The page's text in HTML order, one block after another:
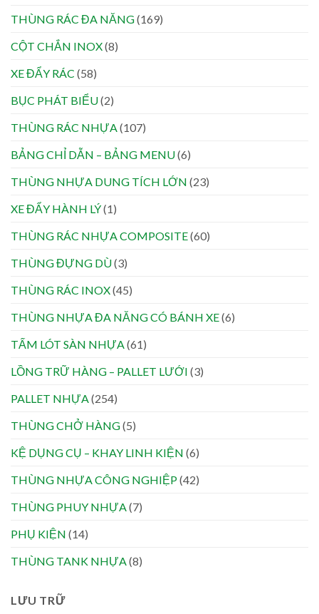
THÙNG RÁC ĐA NĂNG(169)
CỘT CHẮN INOX(8)
XE ĐẨY RÁC (58)
BỤC PHÁT BIỂU(2)
THÙNG RÁC NHỰA(107)
BẢNG CHỈ DẪN – BẢNG MENU(6)
THÙNG NHỰA DUNG TÍCH LỚN (23)
XE ĐẨY HÀNH LÝ(1)
THÙNG RÁC NHỰA COMPOSITE(60)
THÙNG ĐỰNG DÙ(3)
THÙNG RÁC INOX(45)
THÙNG NHỰA ĐA NĂNG CÓ BÁNH XE(6)
TẤM LÓT SÀN NHỰA(61)
LỒNG TRỮ HÀNG – PALLET LƯỚI (3)
PALLET NHỰA(254)
THÙNG CHỞ HÀNG(5)
KỆ DỤNG CỤ – KHAY LINH KIỆN (6)
THÙNG NHỰA CÔNG NGHIỆP(42)
THÙNG PHUY NHỰA(7)
PHỤ KIỆN (14)
THÙNG TANK NHỰA(8)
LƯU TRỮ